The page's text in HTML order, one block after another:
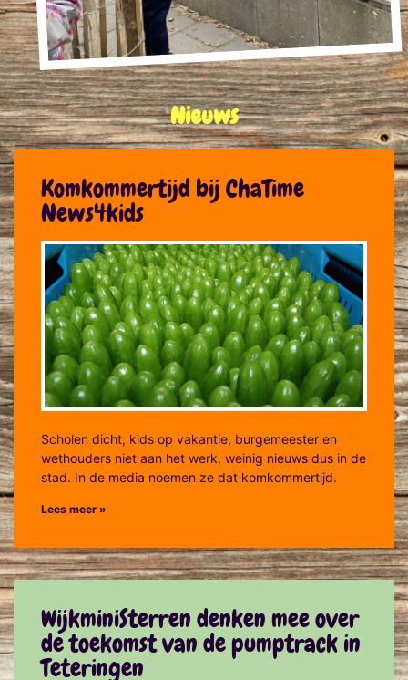
Nieuws
Komkommertijd bij ChaTime
News4kids
Scholen dicht, kids op vakantie, burgemeester en
wethouders niet aan het werk, weinig nieuws dus in de
stad. In de media noemen ze dat komkommertijd.
Lees meer »
WijkminiSterren denken mee over
de toekomst van de pumptrack in
Teteringen